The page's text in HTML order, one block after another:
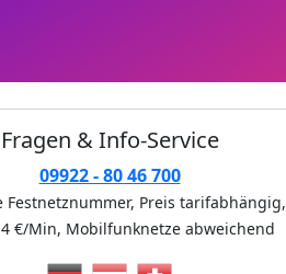
Fragen & Info-Service
09922 - 80 46 700
Festnetznummer, Preis tarifabhängig,
€/Min, Mobilfunknetze abweichend